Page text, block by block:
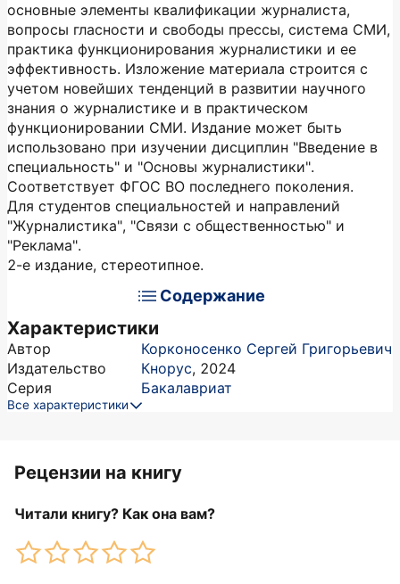
основные элементы квалификации журналиста,
вопросы гласности и свободы прессы, система СМИ,
практика функционирования журналистики и ее
эффективность. Изложение материала строится с
учетом новейших тенденций в развитии научного
знания о журналистике и в практическом
функционировании СМИ. Издание может быть
использовано при изучении дисциплин "Введение в
специальность" и "Основы журналистики".
Соответствует ФГОС ВО последнего поколения.
Для студентов специальностей и направлений
"Журналистика", "Связи с общественностью" и
"Реклама".
2-е издание, стереотипное.
Содержание
Характеристики
Автор
Корконосенко Сергей Григорьевич
Издательство
Кнорус, 2024
Серия
Бакалавриат
Все характеристики
Рецензии на книгу
Читали книгу? Как она вам?